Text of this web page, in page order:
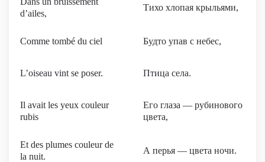
d’ailes,
Тихо хлопая крыльями,
Comme tombé du ciel Будто упав с небес,
L’oiseau vint se poser. Птица села.
Il avait les yeux couleur
rubis
Его глаза — рубинового
цвета,
Et des plumes couleur de
la nuit.
А перья — цвета ночи.